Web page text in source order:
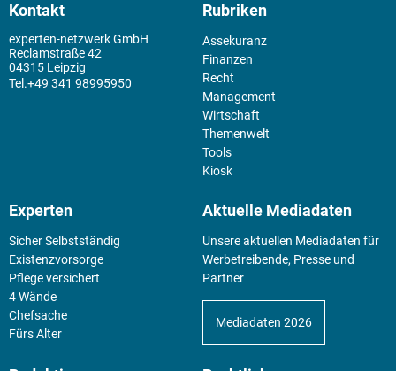
Kontakt
experten-netzwerk GmbH
Reclamstraße 42
04315 Leipzig
+49 341 98995950
Rubriken
Assekuranz
Finanzen
Recht
Management
Wirtschaft
Themenwelt
Tools
Kiosk
Experten
Sicher Selbstständig
Existenz­vorsorge
Pflege versichert
4 Wände
Chefsache
Fürs Alter
Aktuelle Mediadaten
Unsere aktuellen Mediadaten für
Werbetreibende, Presse und
Partner
Mediadaten 2026